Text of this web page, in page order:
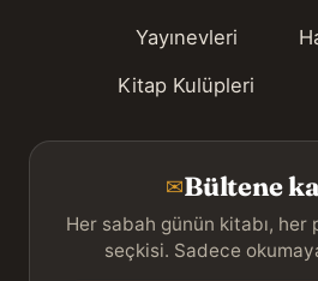
Yayınevleri
Kitap Kulüpleri
✉Bültene
Her sabah günün kitabı, her
seçkisi. Sadece